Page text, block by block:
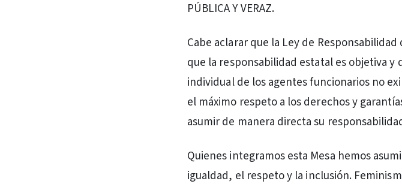
PÚBLICA Y VERAZ.
Cabe aclarar que la Ley de
que la responsabilidad estatal es objetiva
individual de los agentes funcionarios no
el máximo respeto a los derechos y
asumir de manera directa su
Quienes integramos esta Mesa hemos
igualdad, el respeto y la inclusión.